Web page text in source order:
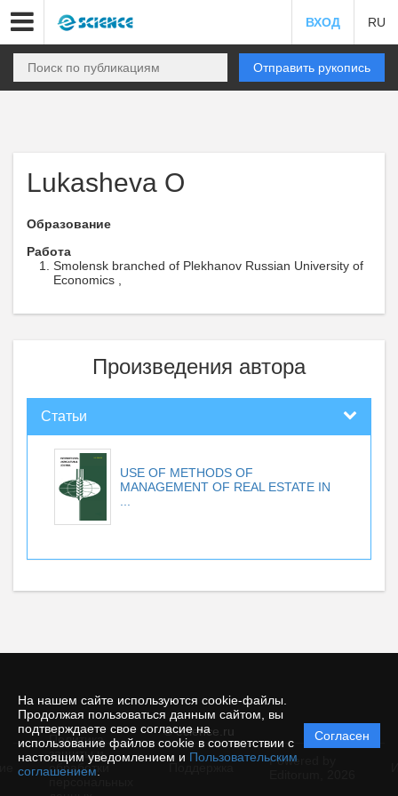
На нашем сайте используются cookie-файлы.
Продолжая пользоваться данным сайтом, вы
подтверждаете свое согласие на
использование файлов cookie в соответствии с
настоящим уведомлением и Пользовательским
соглашением
Согласен
ВХОД RU
Отправить рукопись
Lukashevа O
Образование
Работа
Smolensk branched of Plekhanov Russian University of
Economics ,
Произведения автора
Статьи
USE OF METHODS OF
MANAGEMENT OF REAL ESTATE IN
© ecience.ru
Политика
защиты и
обработки
Powered by